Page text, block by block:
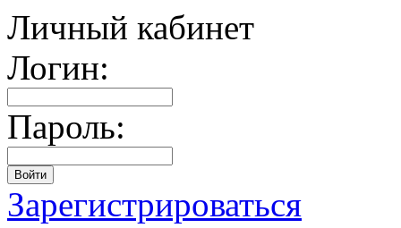
Личный кабинет
Логин:
Пароль:
Зарегистрироваться